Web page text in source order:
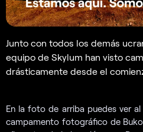
Junto con todos los demás
equipo de Skylum han visto
drásticamente desde el
En la foto de arriba puedes ver
campamento fotográfico de